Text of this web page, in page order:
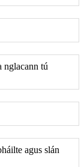
nglacann tú
agus slán